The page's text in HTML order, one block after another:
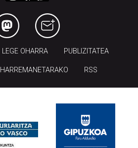
LEGE OHARRA PUBLIZITATEA
HARREMANETARAKO RSS